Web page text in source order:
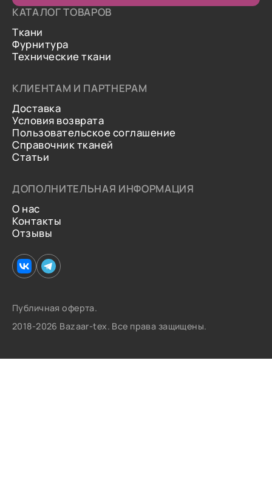
КАТАЛОГ ТОВАРОВ
Ткани
Фурнитура
Технические ткани
КЛИЕНТАМ И ПАРТНЕРАМ
Доставка
Условия возврата
Пользовательское соглашение
Справочник тканей
Статьи
ДОПОЛНИТЕЛЬНАЯ ИНФОРМАЦИЯ
О нас
Контакты
Отзывы
Публичная оферта.
2018-2026 Bazaar-tex. Все права защищены.